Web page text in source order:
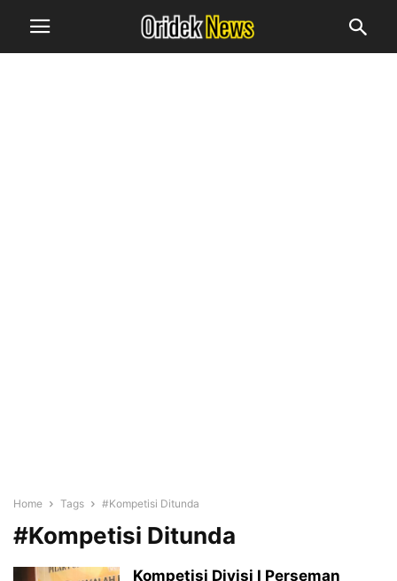
Home Tags #Kompetisi Ditunda
#Kompetisi Ditunda
Kompetisi Divisi I Perseman